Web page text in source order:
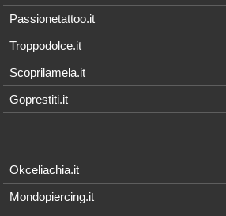
Passionetattoo.it
Troppodolce.it
Scoprilamela.it
Goprestiti.it
Okceliachia.it
Mondopiercing.it